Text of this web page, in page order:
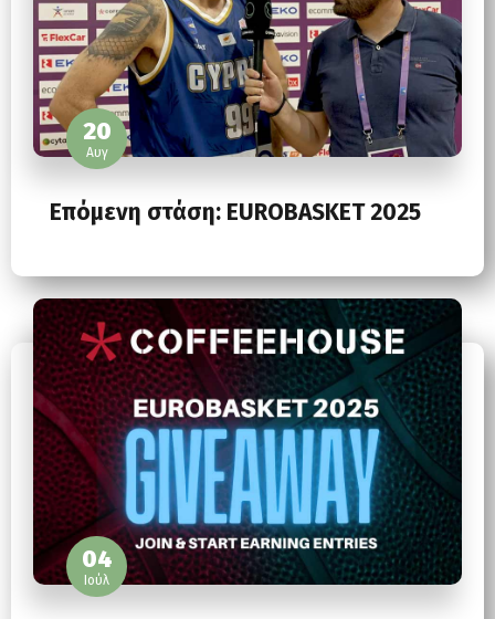
20
Αυγ
Επόμενη στάση: EUROBASKET 2025
04
Ιούλ